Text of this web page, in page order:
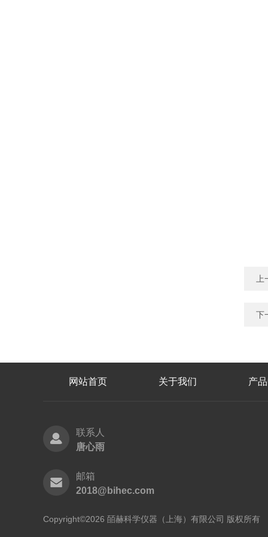
下
网站首页 关于我们 产
联系人
唐心雨
邮箱
2018@bihec.com
Copyright©2026 皕赫科学仪器（上海）有限公司 版权所